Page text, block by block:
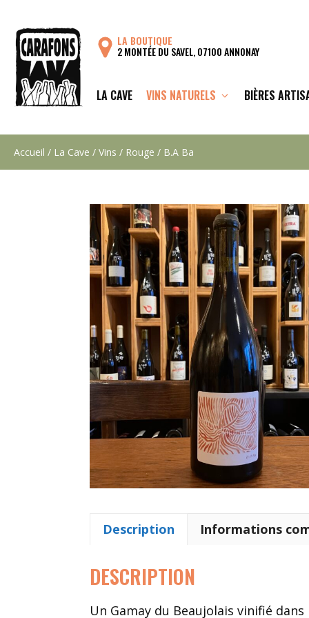
contenu
LA CAVE VINS NATURELS BIÈRES
LA BOUTIQUE
2 MONTÉE DU SAVEL, 07100 ANNONAY
Accueil / La Cave / Vins / Rouge / B.A Ba
Description Informations
DESCRIPTION
Un Gamay du Beaujolais vinifié